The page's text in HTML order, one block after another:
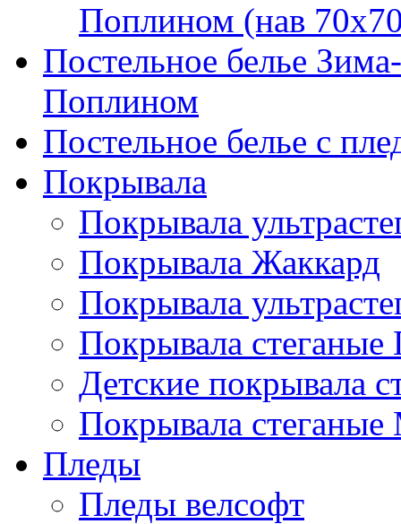
Поплином (нав
Постельное белье
Поплином
Постельное белье с
Покрывала
Покрывала
Покрывала Жаккард
Покрывала
Покрывала стеганые
Детские покрывала
Покрывала
Пледы
Пледы велсофт